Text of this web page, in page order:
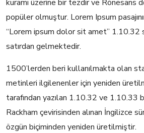
kuramı üzerine bir tezdir ve Rönesans
popüler olmuştur. Lorem Ipsum
“Lorem ipsum dolor sit amet” 1.10.32
satırdan gelmektedir.
1500’lerden beri kullanılmakta olan
metinleri ilgilenenler için yeniden
tarafından yazılan 1.10.32 ve
Rackham çevirisinden alınan İngilizce
özgün biçiminden yeniden üretilmiştir.